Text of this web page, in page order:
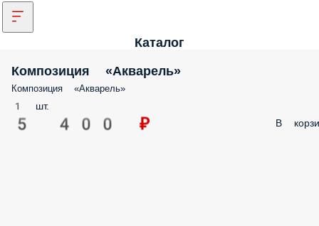
Каталог
Композиция «Акварель»
Композиция «Акварель»
1 шт.
5 400 ₽ В